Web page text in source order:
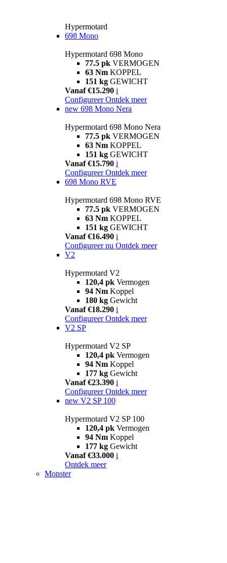
Hypermotard
698 Mono
Hypermotard 698 Mono
77.5 pk VERMOGEN
63 Nm KOPPEL
151 kg GEWICHT
Vanaf €15.290 i
Configureer Ontdek meer
new 698 Mono Nera
Hypermotard 698 Mono Nera
77.5 pk VERMOGEN
63 Nm KOPPEL
151 kg GEWICHT
Vanaf €15.790 i
Configureer Ontdek meer
698 Mono RVE
Hypermotard 698 Mono RVE
77.5 pk VERMOGEN
63 Nm KOPPEL
151 kg GEWICHT
Vanaf €16.490 i
Configureer nu Ontdek meer
V2
Hypermotard V2
120,4 pk Vermogen
94 Nm Koppel
180 kg Gewicht
Vanaf €18.290 i
Configureer Ontdek meer
V2 SP
Hypermotard V2 SP
120,4 pk Vermogen
94 Nm Koppel
177 kg Gewicht
Vanaf €23.390 i
Configureer Ontdek meer
new V2 SP 100
Hypermotard V2 SP 100
120,4 pk Vermogen
94 Nm Koppel
177 kg Gewicht
Vanaf €33.000 i
Ontdek meer
Monster